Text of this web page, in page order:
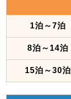
1泊～7泊
8泊～14泊
15泊～30泊